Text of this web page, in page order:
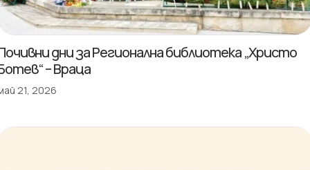
дни за Регионална библиотека „Христо
– Враца
21, 2026